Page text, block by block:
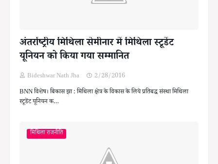
अंतर्राष्ट्रीय मिथिला सेमीनार में मिथिला स्टूडेंट
यूनियन को किया गया सम्मानित
Bideshwar Nath Jha
2/28/2016
BNN विशेष। बिकास झा : मिथिला क्षेत्र के विकास के लिये प्रतिबद्ध संस्था मिथिला
स्टूडेंट यूनियन क…
मिथिला राजनीति